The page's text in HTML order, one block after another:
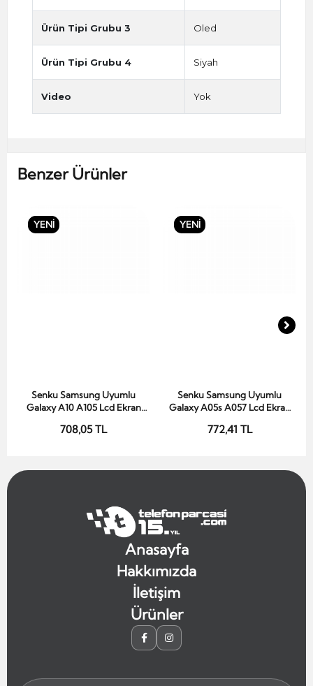
Ürün Tipi Grubu 3 Oled
Ürün Tipi Grubu 4 Siyah
Video Yok
Benzer Ürünler
YENİ
Sepete Ekle
Senku Samsung Uyumlu
Galaxy A10 A105 Lcd Ekran
708,05 TL
YENİ
Sepete Ekle
Senku Samsung Uyumlu
Galaxy A05s A057 Lcd Ekran
772,41 TL
Anasayfa
Hakkımızda
İletişim
Ürünler